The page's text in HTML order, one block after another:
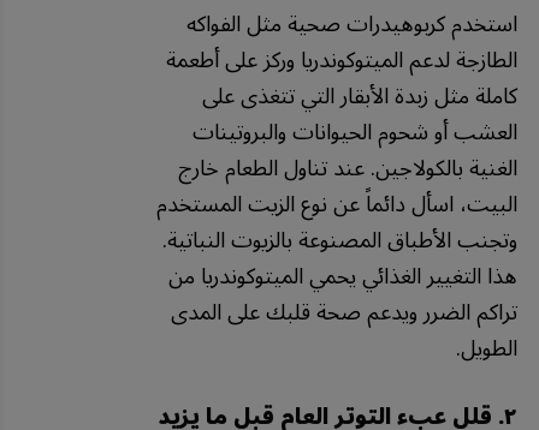
استخدم كربوهيدرات صحية مثل الفواكه
الطازجة لدعم الميتوكوندريا وركز على أطعمة
كاملة مثل زبدة الأبقار التي تتغذى على
العشب أو شحوم الحيوانات والبروتينات
الغنية بالكولاجين. عند تناول الطعام خارج
البيت، اسأل دائماً عن نوع الزيت المستخدم
وتجنب الأطباق المصنوعة بالزيوت النباتية.
هذا التغيير الغذائي يحمي الميتوكوندريا من
تراكم الضرر ويدعم صحة قلبك على المدى
الطويل.
٢. قلل عبء التوتر العام قبل ما يزيد